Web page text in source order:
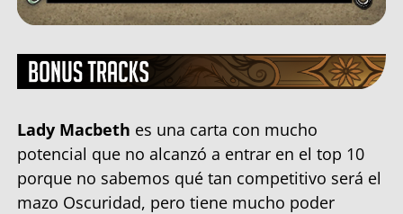
Lady Macbeth es una carta con mucho
potencial que no alcanzó a entrar en el top 10
porque no sabemos qué tan competitivo será el
mazo Oscuridad, pero tiene mucho poder